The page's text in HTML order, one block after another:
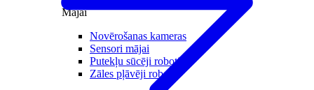
Mājai
Novērošanas kameras
Sensori mājai
Putekļu sūcēji roboti
Zāles pļāvēji roboti